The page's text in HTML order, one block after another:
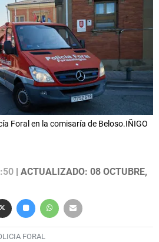
Foral en la comisaría de Beloso.IÑIGO
| ACTUALIZADO: 08 OCTUBRE,
FORAL